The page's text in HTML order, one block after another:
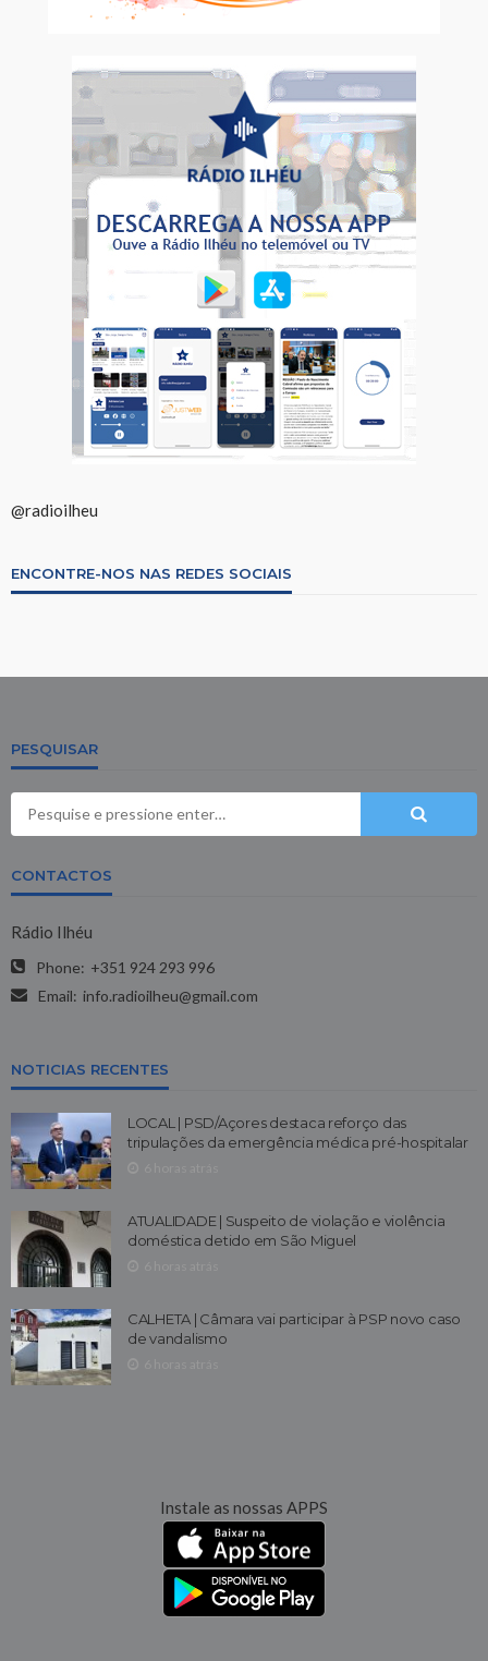
@radioilheu
ENCONTRE-NOS NAS REDES SOCIAIS
PESQUISAR
CONTACTOS
Rádio Ilhéu
Phone: +351 924 293 996
Email: info.radioilheu@gmail.com
NOTICIAS RECENTES
LOCAL | PSD/Açores destaca reforço das
tripulações da emergência médica pré-hospitalar
ATUALIDADE | Suspeito de violação e violência
doméstica detido em São Miguel
CALHETA | Câmara vai participar à PSP novo caso
de vandalismo
Instale as nossas APPS